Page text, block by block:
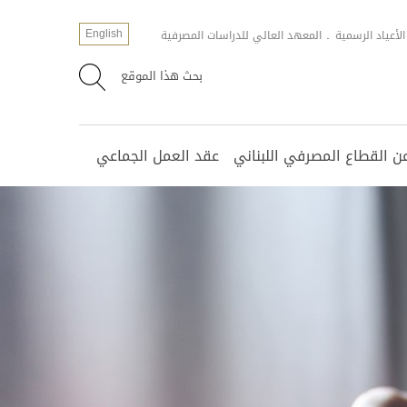
English الأعياد الرسمية المعهد العالي للدراسات المصرفية
بحث هذا الموقع
القطاع المصرفي اللبناني عقد العمل الجماعي